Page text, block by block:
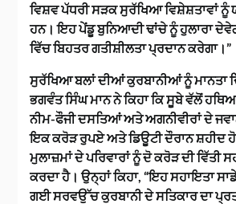
ਵਿਸ਼ਵ ਪੱਧਰੀ ਸੜਕ ਸੁਰੱਖਿਆ ਵਿਸ਼ੇਸ਼ਤਾਵਾਂ ਨੂੰ
ਹਨ। ਇਹ ਪੇਂਡੂ ਬੁਨਿਆਦੀ ਢਾਂਚੇ ਨੂੰ ਹੁਲਾਰਾ
ਵਿੱਚ ਬਿਹਤਰ ਗਤੀਸ਼ੀਲਤਾ ਪ੍ਰਦਾਨ ਕਰੇਗਾ।”
ਸੁਰੱਖਿਆ ਬਲਾਂ ਦੀਆਂ ਕੁਰਬਾਨੀਆਂ ਨੂੰ ਮਾਨਤਾ
ਭਗਵੰਤ ਸਿੰਘ ਮਾਨ ਨੇ ਕਿਹਾ ਕਿ ਸੂਬੇ ਵੱਲੋਂ
ਨੀਮ-ਫੌਜੀ ਦਸਤਿਆਂ ਅਤੇ ਅਗਨੀਵੀਰਾਂ ਦੇ
ਇਕ ਕਰੋੜ ਰੁਪਏ ਅਤੇ ਡਿਊਟੀ ਦੌਰਾਨ ਸ਼ਹੀਦ
ਮੁਲਾਜ਼ਮਾਂ ਦੇ ਪਰਿਵਾਰਾਂ ਨੂੰ ਦੋ ਕਰੋੜ ਦੀ ਵਿੱਤੀ
ਕਰਦਾ ਹੈ। ਉਨ੍ਹਾਂ ਕਿਹਾ, “ਇਹ ਸਹਾਇਤਾ
ਗਈ ਸਰਵਉੱਚ ਕੁਰਬਾਨੀ ਦੇ ਸਤਿਕਾਰ ਦਾ